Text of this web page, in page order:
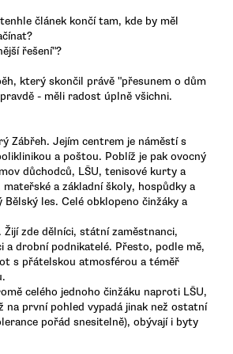
článek končí tam, kde by měl
řešení"?
který skončil právě "přesunem o dům
- měli radost úplně všichni.
Zábřeh. Jejím centrem je náměstí s
a poštou. Poblíž je pak ovocný
důchodců, LŠU, tenisové kurty a
a základní školy, hospůdky a
Bělský les. Celé obklopeno činžáky a
zde dělníci, státní zaměstnanci,
a drobní podnikatelé. Přesto, podle mě,
s přátelskou atmosférou a téměř
celého jednoho činžáku naproti LŠU,
na první pohled vypadá jinak než ostatní
pořád snesitelně), obývají i byty